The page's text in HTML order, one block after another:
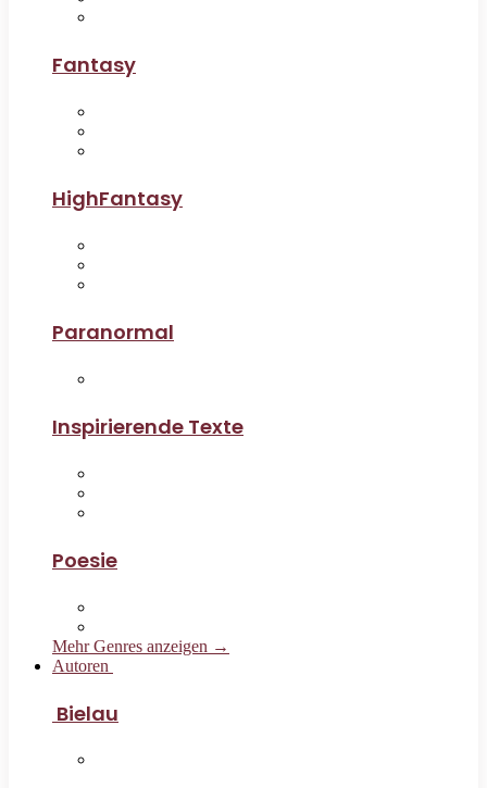
Fantasy
HighFantasy
Paranormal
Inspirierende Texte
Poesie
Mehr Genres anzeigen →
Autoren
Bielau